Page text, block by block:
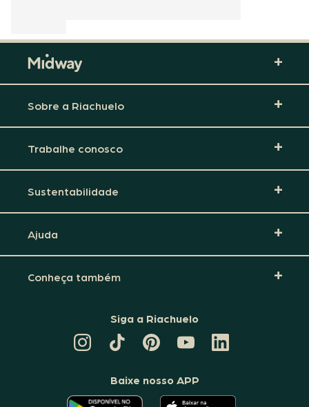
Sobre a Riachuelo
Trabalhe conosco
Sustentabilidade
Ajuda
Conheça também
Siga a Riachuelo
TIKTOK
DA
PINTEREST
DA
CANAL
DA
RIACHUELO
LINKEDIN
DA
Baixe nosso APP
O O